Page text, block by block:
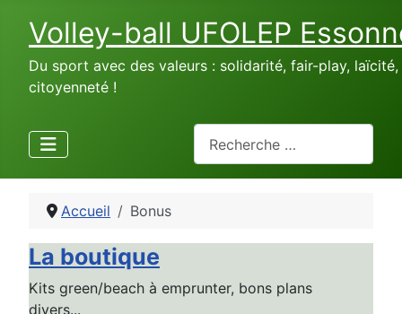
Volley-ball UFOLEP
Du sport avec des valeurs : solidarité, fair-play, laïcité,
citoyenneté !
Accueil Bonus
La boutique
Kits green/beach à emprunter, bons plans
divers...